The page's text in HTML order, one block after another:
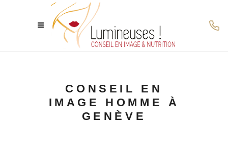
CONSEIL EN
IMAGE HOMME À
GENÈVE